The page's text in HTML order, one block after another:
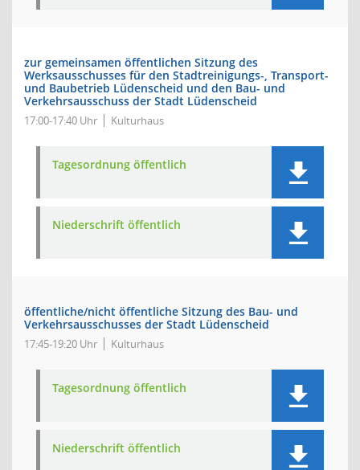
zur gemeinsamen öffentlichen Sitzung des
Werksausschusses für den Stadtreinigungs-, Transport-
und Baubetrieb Lüdenscheid und den Bau- und
Verkehrsausschuss der Stadt Lüdenscheid
17:00-17:40 Uhr Kulturhaus
Tagesordnung öffentlich
Niederschrift öffentlich
öffentliche/nicht öffentliche Sitzung des Bau- und
Verkehrsausschusses der Stadt Lüdenscheid
17:45-19:20 Uhr Kulturhaus
Tagesordnung öffentlich
Niederschrift öffentlich